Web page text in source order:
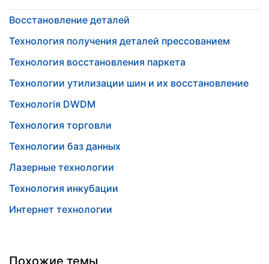
Восстановление деталей
Технология получения деталей прессованием
Технология восстановления паркета
Технологии утилизации шин и их восстановление
Технологія DWDM
Технология торговли
Технологии баз данных
Лазерные технологии
Технология инкубации
Интернет технологии
Похожие темы